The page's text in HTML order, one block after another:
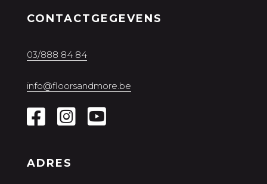
CONTACTGEGEVENS
03/888 84 84
info@floorsandmore.be
ADRES